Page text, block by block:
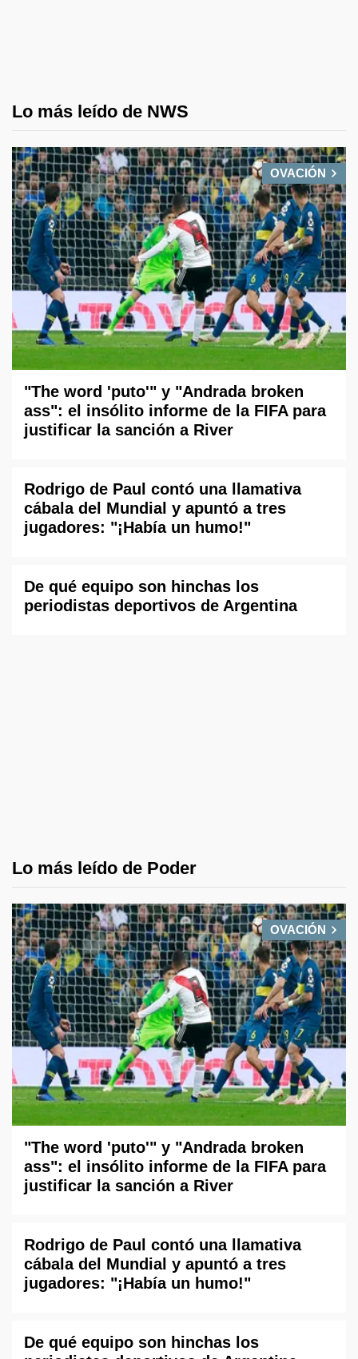
Lo más leído de NWS
OVACIÓN
"The word 'puto'" y "Andrada broken
ass": el insólito informe de la FIFA para
justificar la sanción a River
Rodrigo de Paul contó una llamativa
cábala del Mundial y apuntó a tres
jugadores: "¡Había un humo!"
De qué equipo son hinchas los
periodistas deportivos de Argentina
Lo más leído de Poder
OVACIÓN
"The word 'puto'" y "Andrada broken
ass": el insólito informe de la FIFA para
justificar la sanción a River
Rodrigo de Paul contó una llamativa
cábala del Mundial y apuntó a tres
jugadores: "¡Había un humo!"
De qué equipo son hinchas los